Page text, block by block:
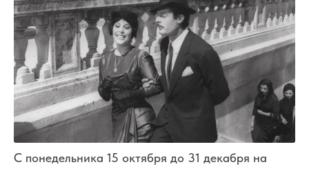
С понедельника 15 октября до 31 декабря на